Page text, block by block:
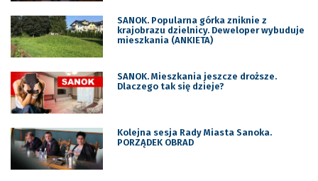
SANOK. Popularna górka zniknie z
krajobrazu dzielnicy. Deweloper wybuduje
mieszkania (ANKIETA)
SANOK. Mieszkania jeszcze droższe.
Dlaczego tak się dzieje?
Kolejna sesja Rady Miasta Sanoka.
PORZĄDEK OBRAD